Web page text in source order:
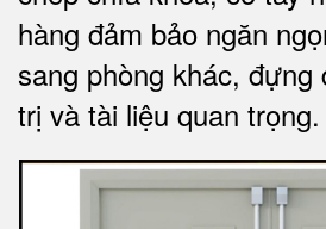
hàng đảm bảo ngăn
sang phòng khác, đựng
trị và tài liệu quan trọng.